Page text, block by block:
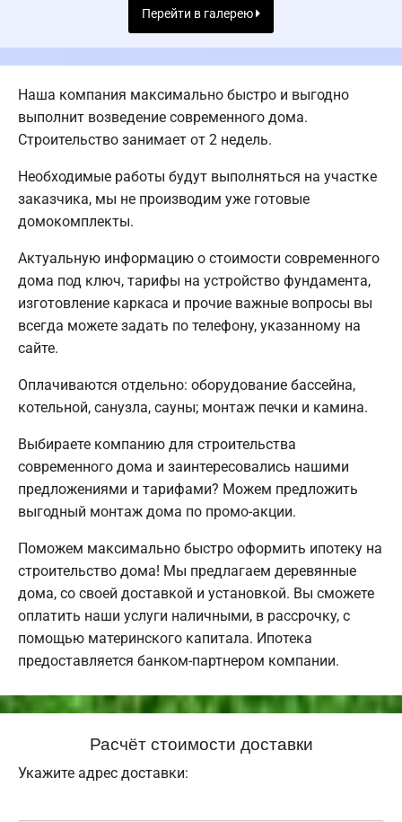
Перейти в галерею
Наша компания максимально быстро и выгодно
выполнит возведение современного дома.
Строительство занимает от 2 недель.
Необходимые работы будут выполняться на участке
заказчика, мы не производим уже готовые
домокомплекты.
Актуальную информацию о стоимости современного
дома под ключ, тарифы на устройство фундамента,
изготовление каркаса и прочие важные вопросы вы
всегда можете задать по телефону, указанному на
сайте.
Оплачиваются отдельно: оборудование бассейна,
котельной, санузла, сауны; монтаж печки и камина.
Выбираете компанию для строительства
современного дома и заинтересовались нашими
предложениями и тарифами? Можем предложить
выгодный монтаж дома по промо-акции.
Поможем максимально быстро оформить ипотеку на
строительство дома! Мы предлагаем деревянные
дома, со своей доставкой и установкой. Вы сможете
оплатить наши услуги наличными, в рассрочку, с
помощью материнского капитала. Ипотека
предоставляется банком-партнером компании.
Расчёт стоимости доставки
Укажите адрес доставки: